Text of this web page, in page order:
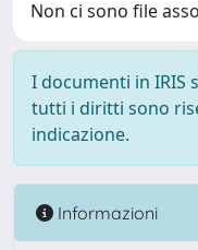
Non ci sono file
I documenti in IRIS
tutti i diritti sono
indicazione.
Informazioni